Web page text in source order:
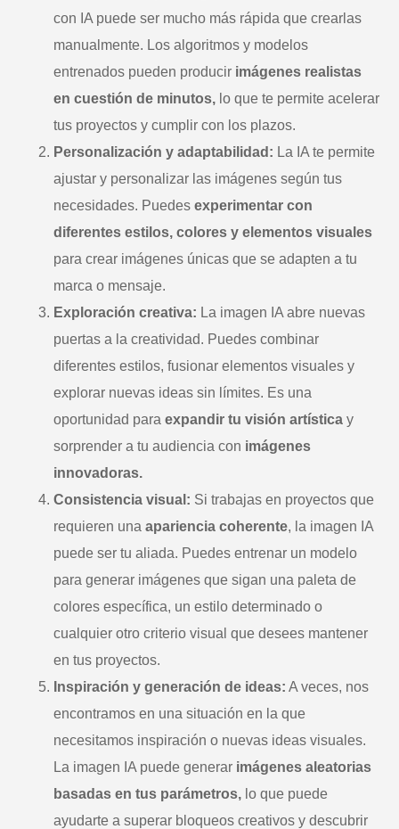
con IA puede ser mucho más rápida que crearlas
manualmente. Los algoritmos y modelos
entrenados pueden producir imágenes realistas
en cuestión de minutos, lo que te permite acelerar
tus proyectos y cumplir con los plazos.
Personalización y adaptabilidad: La IA te permite
ajustar y personalizar las imágenes según tus
necesidades. Puedes experimentar con
diferentes estilos, colores y elementos visuales
para crear imágenes únicas que se adapten a tu
marca o mensaje.
Exploración creativa: La imagen IA abre nuevas
puertas a la creatividad. Puedes combinar
diferentes estilos, fusionar elementos visuales y
explorar nuevas ideas sin límites. Es una
oportunidad para expandir tu visión artística y
sorprender a tu audiencia con imágenes
innovadoras.
Consistencia visual: Si trabajas en proyectos que
requieren una apariencia coherente, la imagen IA
puede ser tu aliada. Puedes entrenar un modelo
para generar imágenes que sigan una paleta de
colores específica, un estilo determinado o
cualquier otro criterio visual que desees mantener
en tus proyectos.
Inspiración y generación de ideas: A veces, nos
encontramos en una situación en la que
necesitamos inspiración o nuevas ideas visuales.
La imagen IA puede generar imágenes aleatorias
basadas en tus parámetros, lo que puede
ayudarte a superar bloqueos creativos y descubrir